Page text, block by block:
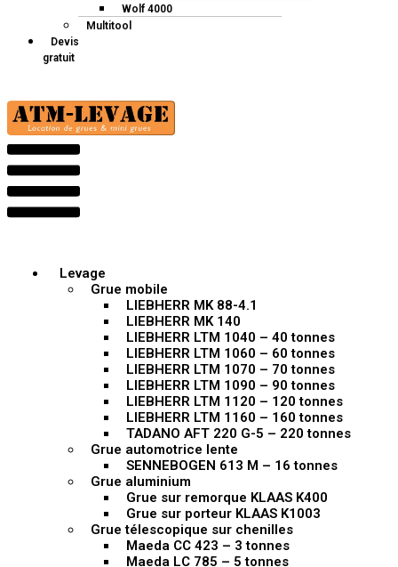
Wolf 4000
Multitool
Devis
gratuit
Levage
Grue mobile
LIEBHERR MK 88-4.1
LIEBHERR MK 140
LIEBHERR LTM 1040 – 40 tonnes
LIEBHERR LTM 1060 – 60 tonnes
LIEBHERR LTM 1070 – 70 tonnes
LIEBHERR LTM 1090 – 90 tonnes
LIEBHERR LTM 1120 – 120 tonnes
LIEBHERR LTM 1160 – 160 tonnes
TADANO AFT 220 G-5 – 220 tonnes
Grue automotrice lente
SENNEBOGEN 613 M – 16 tonnes
Grue aluminium
Grue sur remorque KLAAS K400
Grue sur porteur KLAAS K1003
Grue télescopique sur chenilles
Maeda CC 423 – 3 tonnes
Maeda LC 785 – 5 tonnes